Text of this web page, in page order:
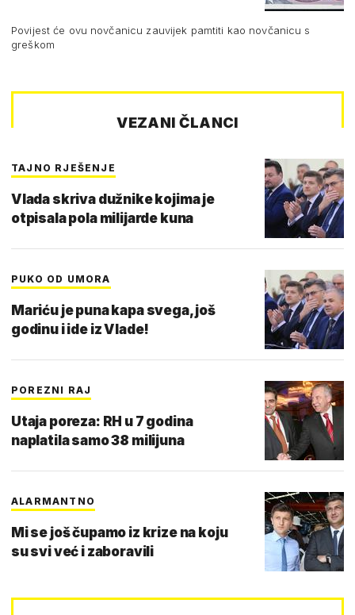
Povijest će ovu novčanicu zauvijek pamtiti kao novčanicu s
greškom
VEZANI ČLANCI
TAJNO RJEŠENJE
Vlada skriva dužnike kojima je
otpisala pola milijarde kuna
PUKO OD UMORA
Mariću je puna kapa svega, još
godinu i ide iz Vlade!
POREZNI RAJ
Utaja poreza: RH u 7 godina
naplatila samo 38 milijuna
ALARMANTNO
Mi se još čupamo iz krize na koju
su svi već i zaboravili